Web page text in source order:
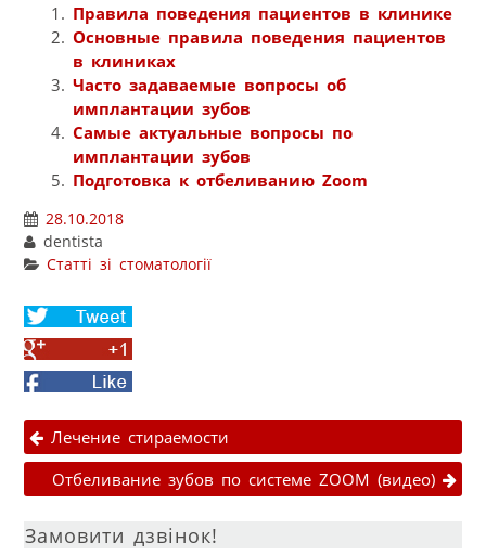
Правила поведения пациентов в клинике
Основные правила поведения пациентов
в клиниках
Часто задаваемые вопросы об
имплантации зубов
Самые актуальные вопросы по
имплантации зубов
Подготовка к отбеливанию Zoom
28.10.2018
dentista
Статті зі стоматології
Share
on
Twitter
Share
on
Google+
Facebook
Навігація публікаціями
Лечение стираемости
Отбеливание зубов по системе ZOOM (видео)
Замовити дзвінок!